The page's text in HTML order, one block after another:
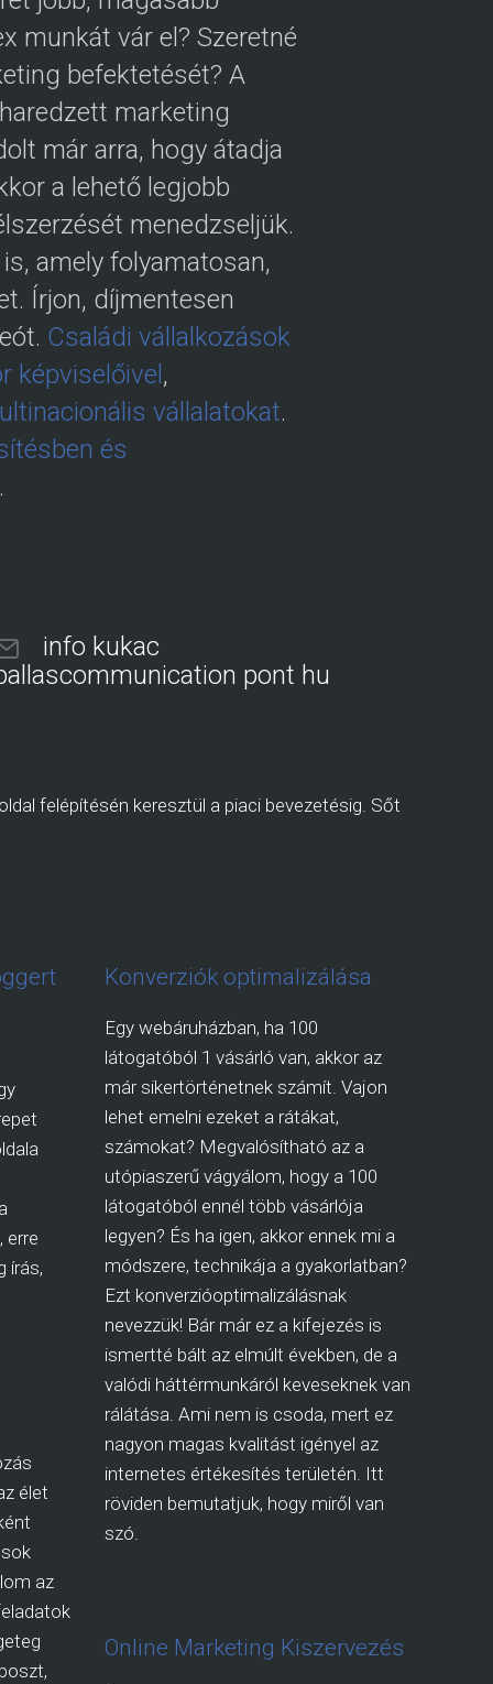
munkát vár el? Szeretné
befektetését? A
marketing
már arra, hogy átadja
a lehető legjobb
menedzseljük.
amely folyamatosan,
Írjon, díjmentesen
Családi vállalkozások
képviselőivel ,
vállalatokat.
és
.
info kukac
pont hu
felépítésén keresztül a piaci bevezetésig. Sőt
erre
írás,
élet
az
Konverziók optimalizálása
Egy webáruházban, ha 100
látogatóból 1 vásárló van, akkor az
már sikertörténetnek számít. Vajon
lehet emelni ezeket a rátákat,
számokat? Megvalósítható az a
utópiaszerű vágyálom, hogy a 100
látogatóból ennél több vásárlója
legyen? És ha igen, akkor ennek mi a
módszere, technikája a gyakorlatban?
Ezt konverzióoptimalizálásnak
nevezzük! Bár már ez a kifejezés is
ismertté bált az elmúlt években, de a
valódi háttérmunkáról keveseknek van
rálátása. Ami nem is csoda, mert ez
nagyon magas kvalitást igényel az
internetes értékesítés területén. Itt
röviden bemutatjuk, hogy miről van
szó.
Online Marketing Kiszervezés